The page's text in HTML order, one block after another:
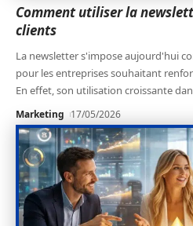
Comment utiliser la
clients
La newsletter s'impose aujourd'hui
pour les entreprises souhaitant
En effet, son utilisation croissante
Marketing 17/05/2026